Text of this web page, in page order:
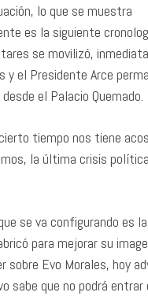
lo que se muestra
es la siguiente
se movilizó,
y el Presidente Arce
el Palacio Quemado.
tiempo nos tiene
la última crisis
se va configurando es
para mejorar su
sobre Evo Morales, hoy
sabe que no podrá entrar